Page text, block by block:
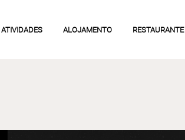
ATIVIDADES ALOJAMENTO RESTAURANTE